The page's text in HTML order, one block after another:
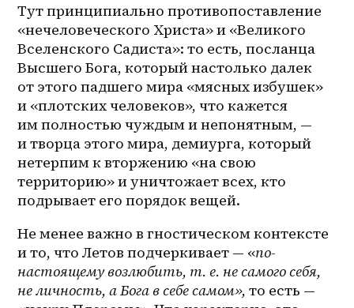
Тут принципиально противопоставление
«нечеловеческого Христа» и «Великого
Вселенского Садиста»: то есть, посланца
Высшего Бога, который настолько далек
от этого падшего мира «мясных избушек»
и «плотских человеков», что кажется
им полностью чуждым и непонятным, —
и творца этого мира, демиурга, который
нетерпим к вторжению «на свою
территорию» и уничтожает всех, кто
подрывает его порядок вещей.
Не менее важно в гностическом контексте
и то, что Летов подчеркивает — «по-
настоящему возлюбить, т. е. не самого себя,
не личность, а Бога в себе самом», то есть —